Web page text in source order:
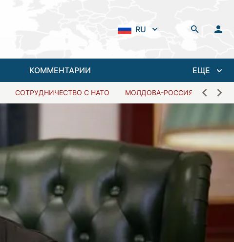
RU
КОММЕНТАРИИ ЕЩЕ
СОТРУДНИЧЕСТВО С НАТО МОЛДОВА-РОССИЯ